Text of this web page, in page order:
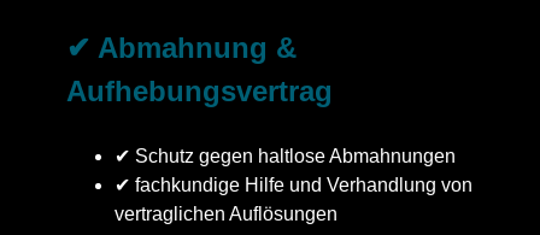
✔ Abmahnung &
Aufhebungsvertrag
✔ Schutz gegen haltlose Abmahnungen
✔ fachkundige Hilfe und Verhandlung von
vertraglichen Auflösungen